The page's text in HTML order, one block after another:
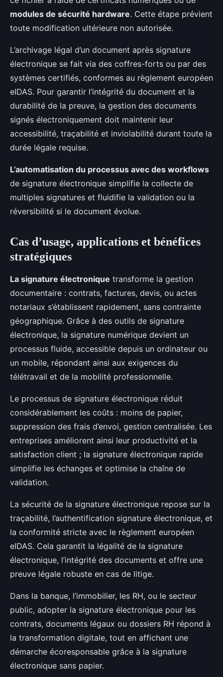
modules de sécurité hardware. Cette étape prévient
toute modification ultérieure non autorisée.
L’archivage légal d’un document après signature
électronique se fait via des coffres-forts ou par des
systèmes certifiés, conformes au règlement européen
eIDAS. Pour garantir l’intégrité du document et la
durabilité de la preuve, la gestion des documents
signés électroniquement doit maintenir leur
accessibilité, traçabilité et inviolabilité durant toute la
durée légale requise.
L’automatisation du processus avec des workflows
de signature électronique simplifie la collecte de
multiples signatures et fluidifie la validation ou la
réversibilité si le document évolue.
Cas d’usage, applications et bénéfices
stratégiques
La signature électronique transforme la gestion
documentaire : contrats, factures, devis, ou actes
notariaux s’établissent rapidement, sans contrainte
géographique. Grâce à des outils de signature
électronique, la signature numérique devient un
processus fluide, accessible depuis un ordinateur ou
un mobile, répondant ainsi aux exigences du
télétravail et de la mobilité professionnelle.
Le processus de signature électronique réduit
considérablement les coûts : moins de papier,
suppression des frais d’envoi, gestion centralisée. Les
entreprises améliorent ainsi leur productivité et la
satisfaction client ; la signature électronique rapide
simplifie les échanges et optimise la chaîne de
validation.
La sécurité de la signature électronique repose sur la
traçabilité, l’authentification signature électronique, et
la conformité stricte avec le règlement européen
eIDAS. Cela garantit la légalité de la signature
électronique, l’intégrité des documents et offre une
preuve légale robuste en cas de litige.
Dans la banque, l’immobilier, les RH, ou le secteur
public, adopter la signature électronique pour les
contrats, documents légaux ou dossiers RH répond à
la transformation digitale, tout en affichant une
démarche écoresponsable grâce à la signature
électronique sans papier.